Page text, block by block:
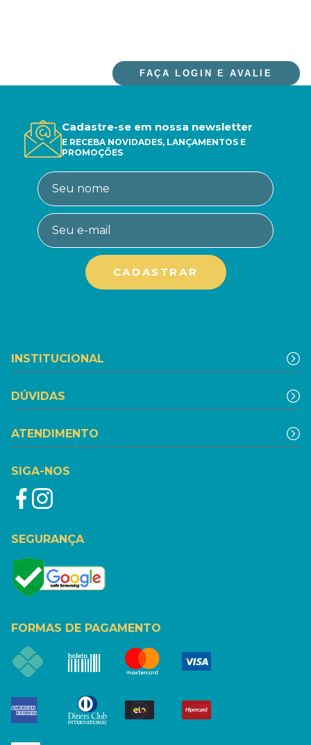
FAÇA LOGIN E AVALIE
Cadastre-se em nossa newsletter
E RECEBA NOVIDADES, LANÇAMENTOS E
PROMOÇÕES
INSTITUCIONAL
DÚVIDAS
ATENDIMENTO
SIGA-NOS
SEGURANÇA
FORMAS DE PAGAMENTO